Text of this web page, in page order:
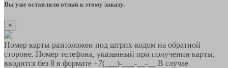
Вы уже оставляли отзыв к этому заказу.
×
Номер карты разположен под штрих-кодом на обратной
стороне. Номер телефона, указанный при получении карты,
вводится без 8 в формате +7(___)-___-__-__ В случае